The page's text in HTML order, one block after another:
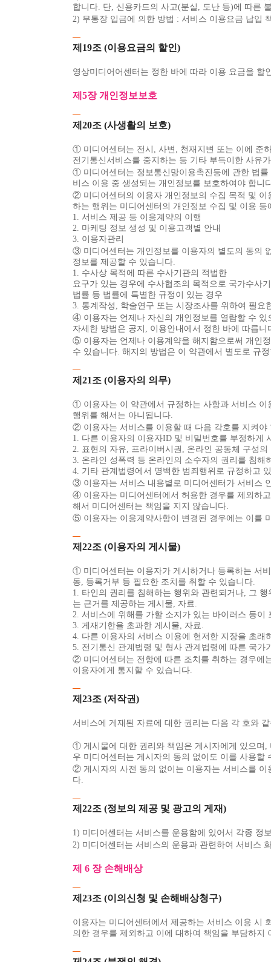
합니다. 단, 신용카드의 사고(분실, 도난 등)에 따른
2) 무통장 입금에 의한 방법 : 서비스 이용요금 납입
제19조 (이용요금의 할인)
영상미디어어센터는 정한 바에 따라 이용 요금을 할
제5장 개인정보보호
제20조 (사생활의 보호)
① 미디어센터는 전시, 사변, 천재지변 또는 이에 준
전기통신서비스를 중지하는 등 기타 부득이한 사유
① 미디어센터는 정보통신망이용촉진등에 관한 법
비스 이용 중 생성되는 개인정보를 보호하여야 합니
② 미디어센터의 이용자 개인정보의 수집 목적 및 이
하는 행위는 미디어센터의 개인정보 수집 및 이용
1. 서비스 제공 등 이용계약의 이행
2. 마케팅 정보 생성 및 이용고객별 안내
3. 이용자관리
③ 미디어센터는 개인정보를 이용자의 별도의 동의
정보를 제공할 수 있습니다.
1. 수사상 목적에 따른 수사기관의 적법한
요구가 있는 경우에 수사협조의 목적으로 국가수사
법률 등 법률에 특별한 규정이 있는 경우
3. 통계작성, 학술연구 또는 시장조사를 위하여 필
④ 이용자는 언제나 자신의 개인정보를 열람할 수 있
자세한 방법은 공지, 이용안내에서 정한 바에 따릅니
⑤ 이용자는 언제나 이용계약을 해지함으로써 개인
수 있습니다. 해지의 방법은 이 약관에서 별도로 규
제21조 (이용자의 의무)
① 이용자는 이 약관에서 규정하는 사항과 서비스 이
행위를 해서는 아니됩니다.
② 이용자는 서비스를 이용할 때 다음 각호를 지켜야
1. 다른 이용자의 이용자ID 및 비밀번호를 부정하게
2. 표현의 자유, 프라이버시권, 온라인 공동체 구성
3. 온라인 성폭력 등 온라인의 소수자의 권리를 침해
4. 기타 관계법령에서 명백한 범죄행위로 규정하고
③ 이용자는 서비스 내용별로 미디어센터가 서비스
④ 이용자는 미디어센터에서 허용한 경우를 제외하
해서 미디어센터는 책임을 지지 않습니다.
⑤ 이용자는 이용계약사항이 변경된 경우에는 이를
제22조 (이용자의 게시물)
① 미디어센터는 이용자가 게시하거나 등록하는 서
동, 등록거부 등 필요한 조치를 취할 수 있습니다.
1. 타인의 권리를 침해하는 행위와 관련되거나, 그
는 근거를 제공하는 게시물, 자료.
2. 서비스에 위해를 가할 소지가 있는 바이러스 등이
3. 게재기한을 초과한 게시물, 자료.
4. 다른 이용자의 서비스 이용에 현저한 지장을 초래
5. 전기통신 관계법령 및 형사 관계법령에 따른 국
② 미디어센터는 전항에 따른 조치를 취하는 경우에
이용자에게 통지할 수 있습니다.
제23조 (저작권)
서비스에 게재된 자료에 대한 권리는 다음 각 호와
① 게시물에 대한 권리와 책임은 게시자에게 있으며,
우 미디어센터는 게시자의 동의 없이도 이를 사용할
② 게시자의 사전 동의 없이는 이용자는 서비스를 이
다.
제22조 (정보의 제공 및 광고의 게재)
1) 미디어센터는 서비스를 운용함에 있어서 각종 정
2) 미디어센터는 서비스의 운용과 관련하여 서비스
제 6 장 손해배상
제23조 (이의신청 및 손해배상청구)
이용자는 미디어센터에서 제공하는 서비스 이용 시
의한 경우를 제외하고 이에 대하여 책임을 부담하지